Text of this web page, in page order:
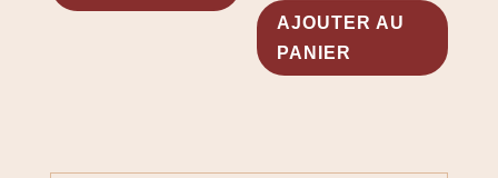
AJOUTER AU
PANIER